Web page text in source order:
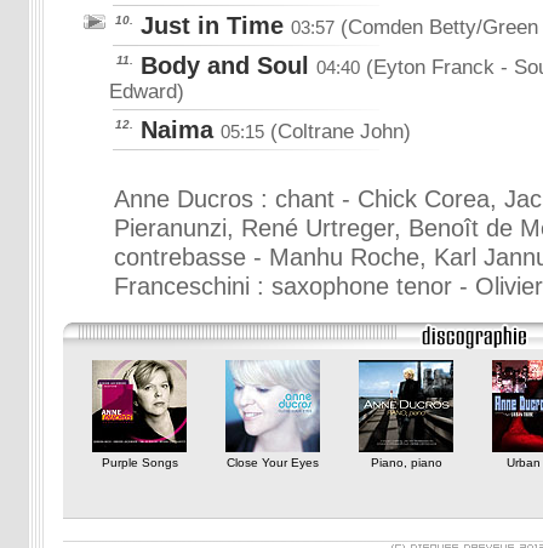
10. Just in Time 03:57 (Comden Betty/Green
11. Body and Soul 04:40 (Eyton Franck -
Edward)
12. Naima 05:15 (Coltrane John)
Anne Ducros : chant - Chick Corea,
Pieranunzi, René Urtreger, Benoît de
contrebasse - Manhu Roche, Karl
Franceschini : saxophone tenor -
Purple Songs Close Your Eyes Piano, piano Urban